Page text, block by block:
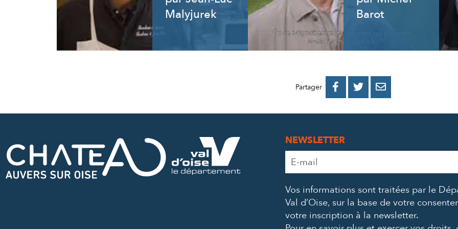
Malyjurek
Barot
Partager 
PARTAGER
PARTAGER
PARTAGER
NEWSLETTER
Adresse
e-
*
Vos informations sont traitées par le
Val d’Oise, sur la base de votre
votre inscription à la newsletter.